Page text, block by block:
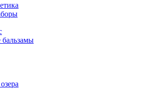
бальзамы